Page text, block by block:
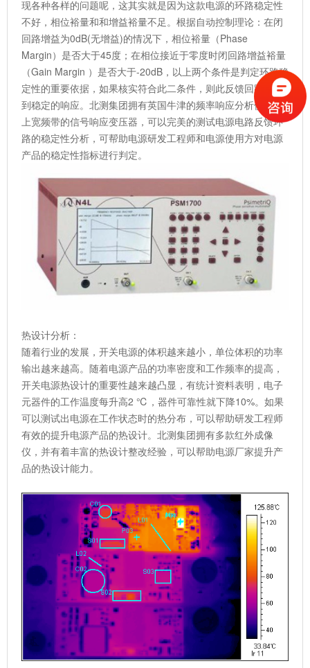
现各种各样的问题呢，这其实就是因为这款电源的环路稳定性
不好，相位裕量和和增益裕量不足。根据自动控制理论：在闭
回路增益为0dB(无增益)的情况下，相位裕量（Phase
Margin）是否大于45度；在相位接近于零度时闭回路增益裕量
（Gain Margin ）是否大于-20dB，以上两个条件是判定环路稳
定性的重要依据，如果核实符合此二条件，则此反馈回路会得
到稳定的响应。北测集团拥有英国牛津的频率响应分析仪，配
上宽频带的信号响应变压器，可以完美的测试电源电路反馈环
路的稳定性分析，可帮助电源研发工程师和电源使用方对电源
产品的稳定性指标进行判定。
热设计分析：
随着行业的发展，开关电源的体积越来越小，单位体积的功率
输出越来越高。随着电源产品的功率密度和工作频率的提高，
开关电源热设计的重要性越来越凸显，有统计资料表明，电子
元器件的工作温度每升高2 ℃，器件可靠性就下降10%。如果
可以测试出电源在工作状态时的热分布，可以帮助研发工程师
有效的提升电源产品的热设计。北测集团拥有多款红外成像
仪，并有着丰富的热设计整改经验，可以帮助电源厂家提升产
品的热设计能力。